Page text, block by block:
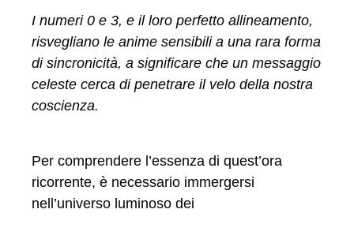
I numeri 0 e 3, e il loro perfetto allineamento,
risvegliano le anime sensibili a una rara forma
di sincronicità, a significare che un messaggio
celeste cerca di penetrare il velo della nostra
coscienza.
Per comprendere l’essenza di quest’ora
ricorrente, è necessario immergersi
nell’universo luminoso dei